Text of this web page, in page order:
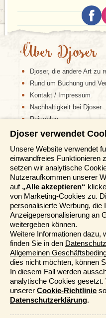
Über Djoser
Djoser, die andere Art zu
Rund um Buchung und
Kontakt / Impressum
Nachhaltigkeit bei Djoser
Reiseblog
Informationen
Reisemessen
Häufig gestellte Fragen
AGB
Formblatt
Datenschutz
Informationstage
Unser Belgischer Partner
Unser Niederländischer
Sitemap
Cookie-Richtlinie
Mehr
Djoser verwendet
Unsere Website verwendet
einwandfreies Funktionieren
setzen wir analytische
Nutzeraufkommen unserer
auf „Alle akzeptieren“
von Marketing-Cookies zu.
personalisierte Werbung, die
Anzeigepersonalisierung an
weitergeben können.
Weitere Informationen dazu,
finden Sie in den
Allgemeinen
dies nicht möchten, können
In diesem Fall werden
analytische Cookies gesetzt.
unserer Cookie-Richtlinie
Datenschutzerklärung.